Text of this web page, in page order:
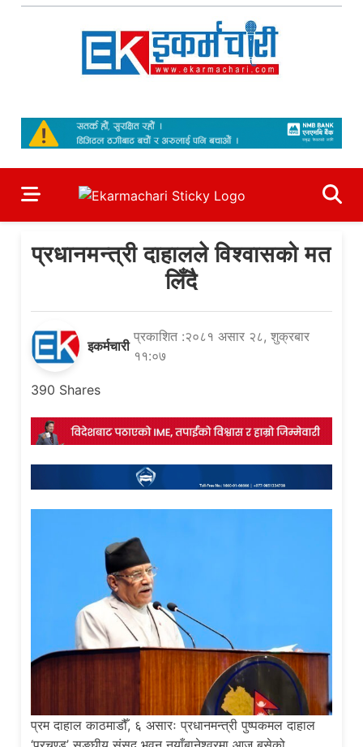
Skip
प्रधानमन्त्री दाहालले विश्वासको मत
लिँदै
इकर्मचारी
प्रकाशित :२०८१ असार २८, शुक्रबार
११:०७
390 Shares
प्रम दाहाल काठमाडौँ, ६ असारः प्रधानमन्त्री पुष्पकमल दाहाल